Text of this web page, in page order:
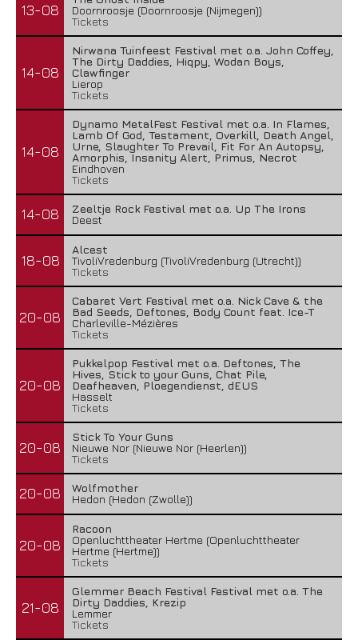
13-08
Doornroosje (Doornroosje (Nijmegen))
Tickets
14-08
Nirwana Tuinfeest Festival met o.a. John Coffey,
The Dirty Daddies, Hiqpy, Wodan Boys,
Clawfinger
Lierop
Tickets
14-08
Dynamo MetalFest Festival met o.a. In Flames,
Lamb Of God, Testament, Overkill, Death Angel,
Urne, Slaughter To Prevail, Fit For An Autopsy,
Amorphis, Insanity Alert, Primus, Necrot
Eindhoven
Tickets
14-08
Zeeltje Rock Festival met o.a. Up The Irons
Deest
18-08
Alcest
TivoliVredenburg (TivoliVredenburg (Utrecht))
Tickets
20-08
Cabaret Vert Festival met o.a. Nick Cave & the
Bad Seeds, Deftones, Body Count feat. Ice-T
Charleville-Mézières
Tickets
20-08
Pukkelpop Festival met o.a. Deftones, The
Hives, Stick to your Guns, Chat Pile,
Deafheaven, Ploegendienst, dEUS
Hasselt
Tickets
20-08
Stick To Your Guns
Nieuwe Nor (Nieuwe Nor (Heerlen))
Tickets
20-08
Wolfmother
Hedon (Hedon (Zwolle))
20-08
Racoon
Openluchttheater Hertme (Openluchttheater
Hertme (Hertme))
Tickets
21-08
Glemmer Beach Festival Festival met o.a. The
Dirty Daddies, Krezip
Lemmer
Tickets